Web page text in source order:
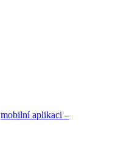
mobilní aplikaci –